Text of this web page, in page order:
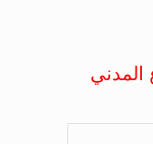
المدني